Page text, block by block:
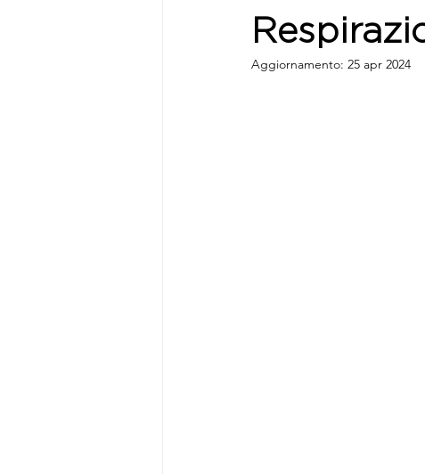
Aggiornamento: 25 apr 2024